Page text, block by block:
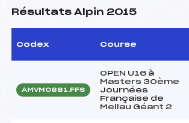
Résultats Alpin 2015
Codex Course
AMVM0881.FFS
OPEN U16 à
Masters 30ème
Journées
Française de
Mellau Géant 2